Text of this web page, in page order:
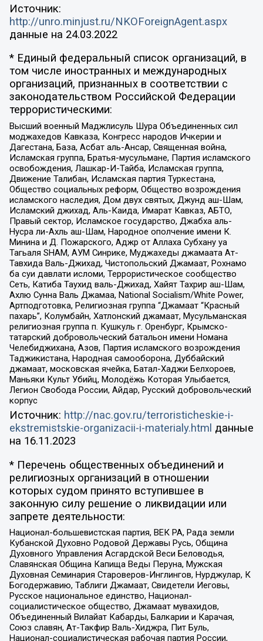
Источник:
http://unro.minjust.ru/NKOForeignAgent.aspx
данные на 24.03.2022
* Единый федеральный список организаций, в
том числе иностранных и международных
организаций, признанных в соответствии с
законодательством Российской Федерации
террористическими:
Высший военный Маджлисуль Шура Объединенных сил
моджахедов Кавказа, Конгресс народов Ичкерии и
Дагестана, База, Асбат аль-Ансар, Священная война,
Исламская группа, Братья-мусульмане, Партия исламского
освобождения, Лашкар-И-Тайба, Исламская группа,
Движение Талибан, Исламская партия Туркестана,
Общество социальных реформ, Общество возрождения
исламского наследия, Дом двух святых, Джунд аш-Шам,
Исламский джихад, Аль-Каида, Имарат Кавказ, АБТО,
Правый сектор, Исламское государство, Джабха аль-
Нусра ли-Ахль аш-Шам, Народное ополчение имени К.
Минина и Д. Пожарского, Аджр от Аллаха Субхану уа
Тагьаля SHAM, АУМ Синрике, Муджахеды джамаата Ат-
Тавхида Валь-Джихад, Чистопольский Джамаат, Рохнамо
ба суи давлати исломи, Террористическое сообщество
Сеть, Катиба Таухид валь-Джихад, Хайят Тахрир аш-Шам,
Ахлю Сунна Валь Джамаа, National Socialism/White Power,
Артподготовка, Религиозная группа “Джамаат “Красный
пахарь”, Колумбайн, Хатлонский джамаат, Мусульманская
религиозная группа п. Кушкуль г. Оренбург, Крымско-
татарский добровольческий батальон имени Номана
Челебиджихана, Азов, Партия исламского возрождения
Таджикистана, Народная самооборона, Дуббайский
джамаат, московская ячейка, Батал-Хаджи Белхороев,
Маньяки Культ Убийц, Молодёжь Которая Улыбается,
Легион Свобода России, Айдар, Русский добровольческий
корпус
Источник: http://nac.gov.ru/terroristicheskie-i-
ekstremistskie-organizacii-i-materialy.html данные
на 16.11.2023
* Перечень общественных объединений и
религиозных организаций в отношении
которых судом принято вступившее в
законную силу решение о ликвидации или
запрете деятельности:
Национал-большевистская партия, ВЕК РА, Рада земли
Кубанской Духовно Родовой Державы Русь, Община
Духовного Управления Асгардской Веси Беловодья,
Славянская Община Капища Веды Перуна, Мужская
Духовная Семинария Староверов-Инглингов, Нурджулар, К
Богодержавию, Таблиги Джамаат, Свидетели Иеговы,
Русское национальное единство, Национал-
социалистическое общество, Джамаат мувахидов,
Объединенный Вилайат Кабарды, Балкарии и Карачая,
Союз славян, Ат-Такфир Валь-Хиджра, Пит Буль,
Национал-социалистическая рабочая партия России,